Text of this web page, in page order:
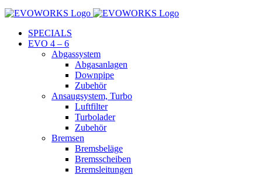
SPECIALS
EVO 4 – 6
Abgassystem
Abgasanlagen
Downpipe
Zubehör
Ansaugsystem, Turbo
Luftfilter
Turbolader
Zubehör
Bremsen
Bremsbeläge
Bremsscheiben
Bremsleitungen